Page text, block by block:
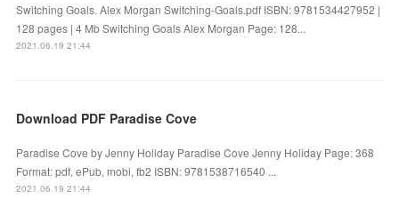
Switching Goals. Alex Morgan Switching-Goals.pdf ISBN: 9781534427952 |
128 pages | 4 Mb Switching Goals Alex Morgan Page: 128...
2021.06.19 21:44
Download PDF Paradise Cove
Paradise Cove by Jenny Holiday Paradise Cove Jenny Holiday Page: 368
Format: pdf, ePub, mobi, fb2 ISBN: 9781538716540 ...
2021.06.19 21:44